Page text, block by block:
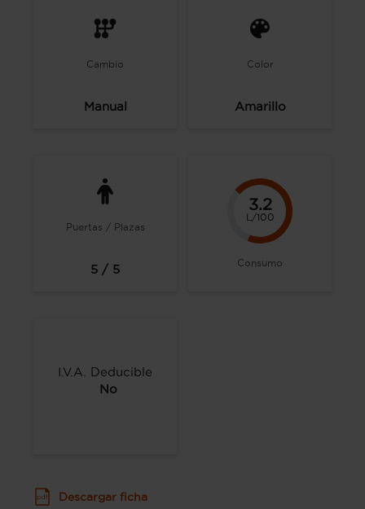
Cambio
Manual
Color
Amarillo
Puertas / Plazas
5 / 5
3.2
L/100
Consumo
I.V.A. Deducible
No
Descargar ficha